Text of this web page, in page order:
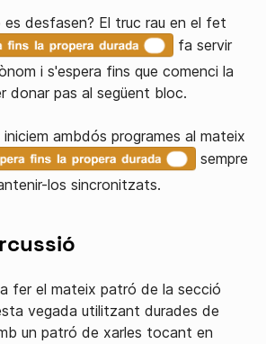
desfasen? El truc rau en el fet
fa servir
i s'espera fins que comenci la
donar pas al següent bloc.
ambdós programes al mateix
sempre
los sincronitzats.
fer el mateix patró de la secció
vegada utilitzant durades de
un patró de xarles tocant en